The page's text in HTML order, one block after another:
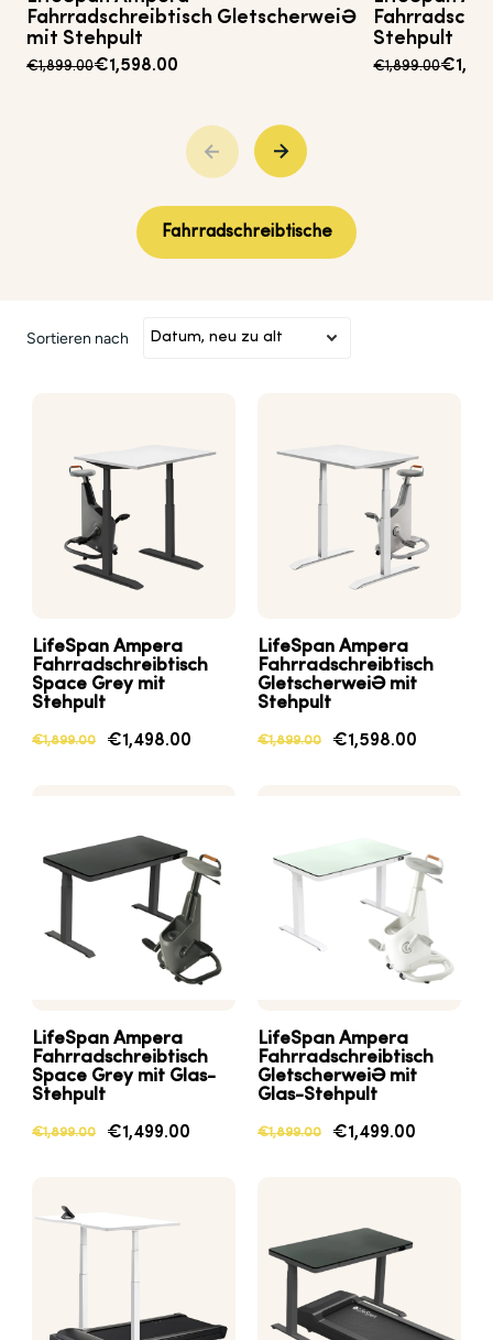
Fahrradschreibtisch Gletscherweiß
mit Stehpult
€1,899.00€1,598.00
Stehpult
€1,899.00
Fahrradschreibtische
Sortieren nach
LifeSpan Ampera
Fahrradschreibtisch
Space Grey mit
Stehpult
€1,899.00 €1,498.00
LifeSpan Ampera
Fahrradschreibtisch
Gletscherweiß mit
Stehpult
€1,899.00 €1,598.00
LifeSpan Ampera
Fahrradschreibtisch
Space Grey mit Glas-
Stehpult
€1,899.00 €1,499.00
LifeSpan Ampera
Fahrradschreibtisch
Gletscherweiß mit
Glas-Stehpult
€1,899.00 €1,499.00